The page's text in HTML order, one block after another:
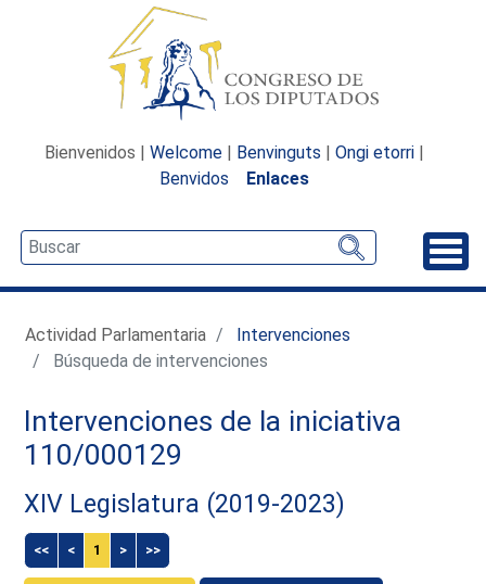
Bienvenidos | Welcome | Benvinguts | Ongi etorri |
Benvidos
Enlaces
Actividad Parlamentaria
Intervenciones
Búsqueda de intervenciones
Intervenciones de la iniciativa
110/000129
XIV Legislatura (2019-2023)
<< < 1 > >>